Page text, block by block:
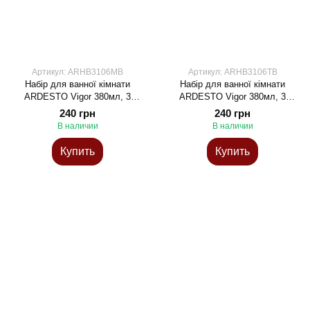
Артикул: ARHB3106MB
Набір для ванної кімнати
ARDESTO Vigor 380мл, 3
предмети, поліпропілен,
бежевий
240 грн
В наличии
Купить
Артикул: ARHB3106TB
Набір для ванної кімнати
ARDESTO Vigor 380мл, 3
предмети, поліпропілен,
блакитний
240 грн
В наличии
Купить